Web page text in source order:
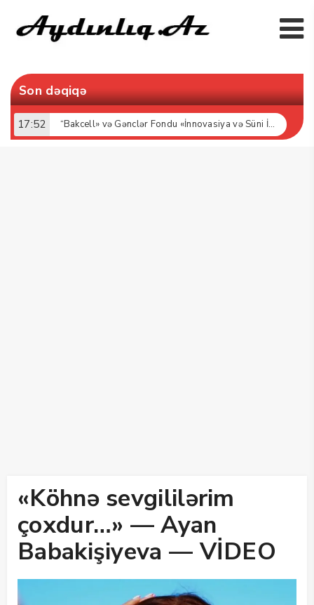
Son dəqiqə
17:52 “Bakcell» və Gənclər Fondu «İnnovasiya və Süni İntellekt» üzrə təqaüd proqramının qalibləri ilə görüş keçirib
«Köhnə sevgililərim
çoxdur…» — Ayan
Babakişiyeva — VİDEO